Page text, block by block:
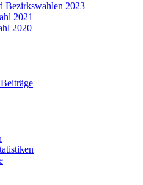
Bezirkswahlen 2023
2021
2020